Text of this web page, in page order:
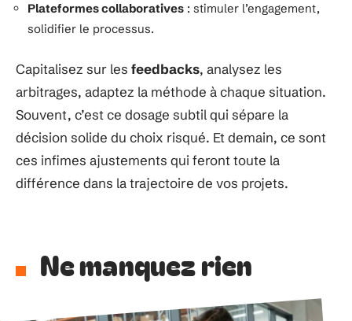
Plateformes collaboratives : stimuler l’engagement,
solidifier le processus.
Capitalisez sur les feedbacks, analysez les
arbitrages, adaptez la méthode à chaque situation.
Souvent, c’est ce dosage subtil qui sépare la
décision solide du choix risqué. Et demain, ce sont
ces infimes ajustements qui feront toute la
différence dans la trajectoire de vos projets.
Ne manquez rien